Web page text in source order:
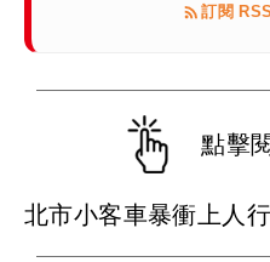
訂閱 RSS
點擊